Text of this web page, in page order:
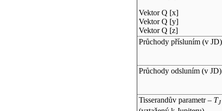
Vektor Q [x]
Vektor Q [y]
Vektor Q [z]
Průchody přísluním (v JD)
Průchody odsluním (v JD)
Tisserandův parametr – TJ